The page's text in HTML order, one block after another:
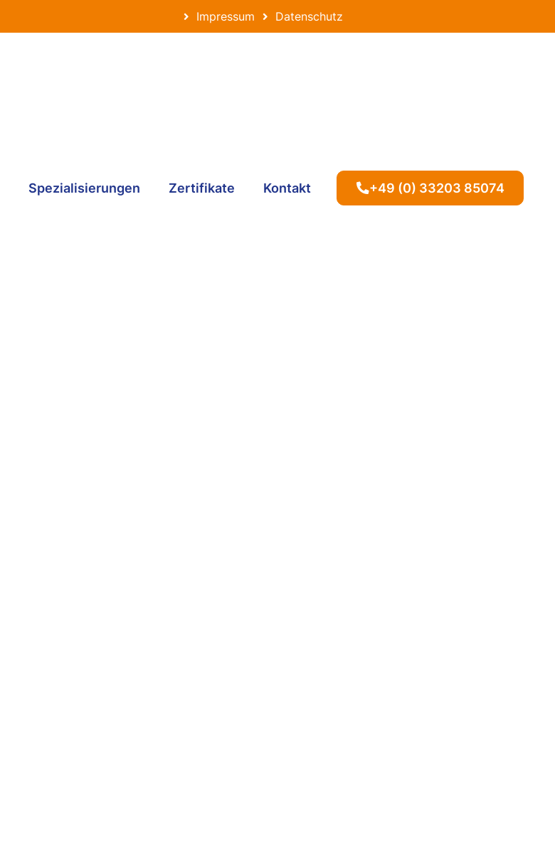
Impressum Datenschutz
Spezialisierungen Zertifikate Kontakt +49 (0) 33203 85074